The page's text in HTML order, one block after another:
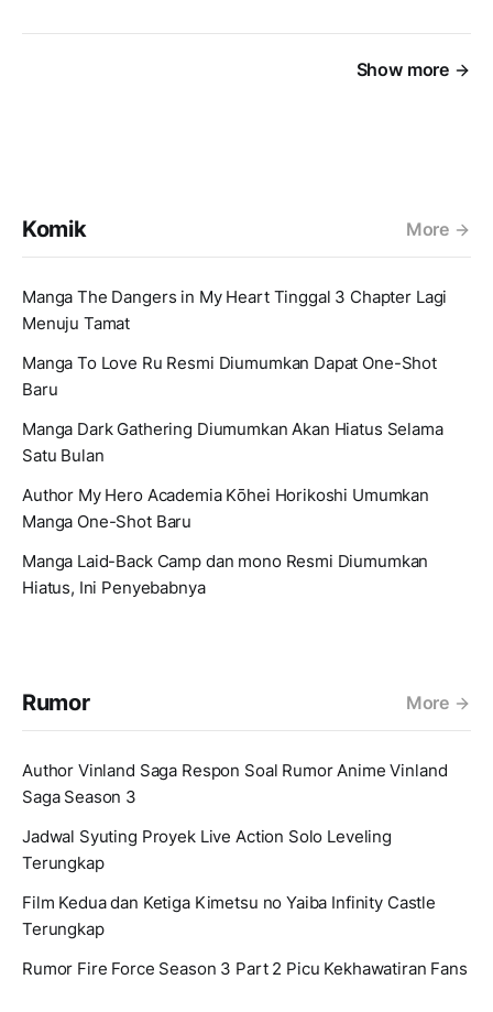
Show more
Komik More
Manga The Dangers in My Heart Tinggal 3 Chapter Lagi
Menuju Tamat
Manga To Love Ru Resmi Diumumkan Dapat One-Shot
Baru
Manga Dark Gathering Diumumkan Akan Hiatus Selama
Satu Bulan
Author My Hero Academia Kōhei Horikoshi Umumkan
Manga One-Shot Baru
Manga Laid-Back Camp dan mono Resmi Diumumkan
Hiatus, Ini Penyebabnya
Rumor More
Author Vinland Saga Respon Soal Rumor Anime Vinland
Saga Season 3
Jadwal Syuting Proyek Live Action Solo Leveling
Terungkap
Film Kedua dan Ketiga Kimetsu no Yaiba Infinity Castle
Terungkap
Rumor Fire Force Season 3 Part 2 Picu Kekhawatiran Fans